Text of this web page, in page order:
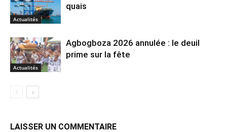
Actualités
quais
Actualités
Agbogboza 2026 annulée : le deuil
prime sur la fête
LAISSER UN COMMENTAIRE